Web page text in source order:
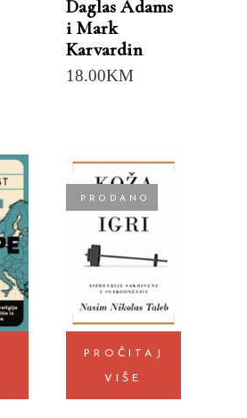
Daglas Adams
i Mark
Karvardin
18.00KM
PRODANO
PROČITAJ
VIŠE